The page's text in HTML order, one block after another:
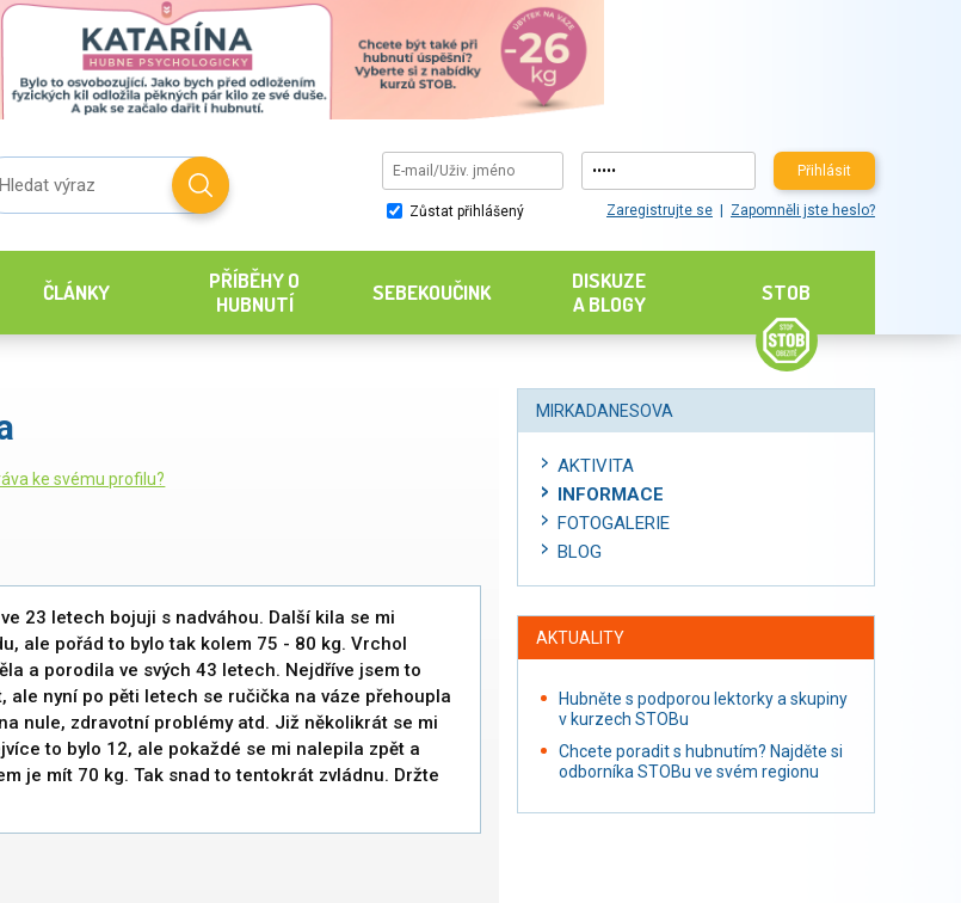
Přihlásit
Zůstat přihlášený Zaregistrujte se Zapomněli jste heslo?
ČLÁNKY
PŘÍBĚHY O
HUBNUTÍ
SEBEKOUČINK
DISKUZE
A BLOGY
STOB
ke svému profilu?
23 letech bojuji s nadváhou. Další kila se mi
ale pořád to bylo tak kolem 75 - 80 kg. Vrchol
a porodila ve svých 43 letech. Nejdříve jsem to
ale nyní po pěti letech se ručička na váze přehoupla
nule, zdravotní problémy atd. Již několikrát se mi
to bylo 12, ale pokaždé se mi nalepila zpět a
je mít 70 kg. Tak snad to tentokrát zvládnu. Držte
MIRKADANESOVA
AKTIVITA
INFORMACE
FOTOGALERIE
BLOG
AKTUALITY
Hubněte s podporou lektorky a skupiny
v kurzech STOBu
Chcete poradit s hubnutím? Najděte si
odborníka STOBu ve svém regionu